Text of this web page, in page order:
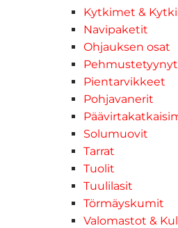
Kytkimet &
Navipaketit
Ohjauksen osat
Pehmustetyynyt
Pientarvikkeet
Pohjavanerit
Solumuovit
Tarrat
Tuolit
Tuulilasit
Törmäyskumit
Valomastot &